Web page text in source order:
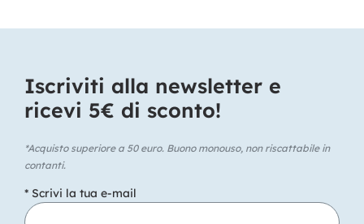
Iscriviti alla newsletter e
ricevi 5€ di sconto!​
*Acquisto superiore a 50 euro. Buono monouso, non riscattabile in
contanti.
* Scrivi la tua e-mail